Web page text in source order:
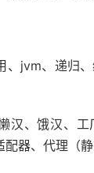
、jvm、递归
汉、饿汉、
器、代理（静